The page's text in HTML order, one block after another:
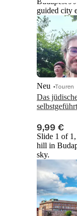
guided city
Das
Neu Touren
9,99 €
Slide 1 of
hill in
sky.